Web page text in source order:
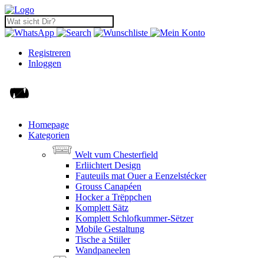
Registreren
Inloggen
Homepage
Kategorien
Welt vum Chesterfield
Erliichtert Design
Fauteuils mat Ouer a Eenzelstécker
Grouss Canapéen
Hocker a Trëppchen
Komplett Sätz
Komplett Schlofkummer-Sëtzer
Mobile Gestaltung
Tische a Stiiler
Wandpaneelen